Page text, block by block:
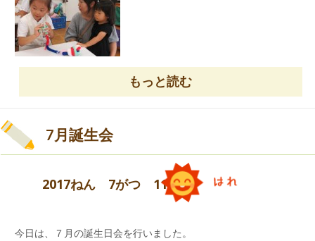
その後、待ちに待った夕食！！
見学会では、お兄さんやお姉さんのやさしさに触
ご都合が悪くお運びいただけなかった方もお気軽
にご連絡くださいませ。お待ちしています。
もっと読む
7月誕生会
2017ねん 7がつ 11にち
今日は、７月の誕生日会を行いました。